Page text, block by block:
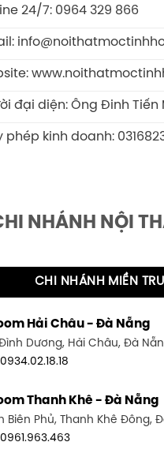
24/7: 0964 329 866
đại diện: Ông Đinh Tiến
phép kinh doanh:
NHÁNH NỘI
CHI NHÁNH MIỀN
Hải Châu - Đà Nẵng
Đình Dương, Hải Châu, Đà
0934.02.18.18
Thanh Khê - Đà Nẵng
Biên Phủ, Thanh Khê Đông,
0961.963.463